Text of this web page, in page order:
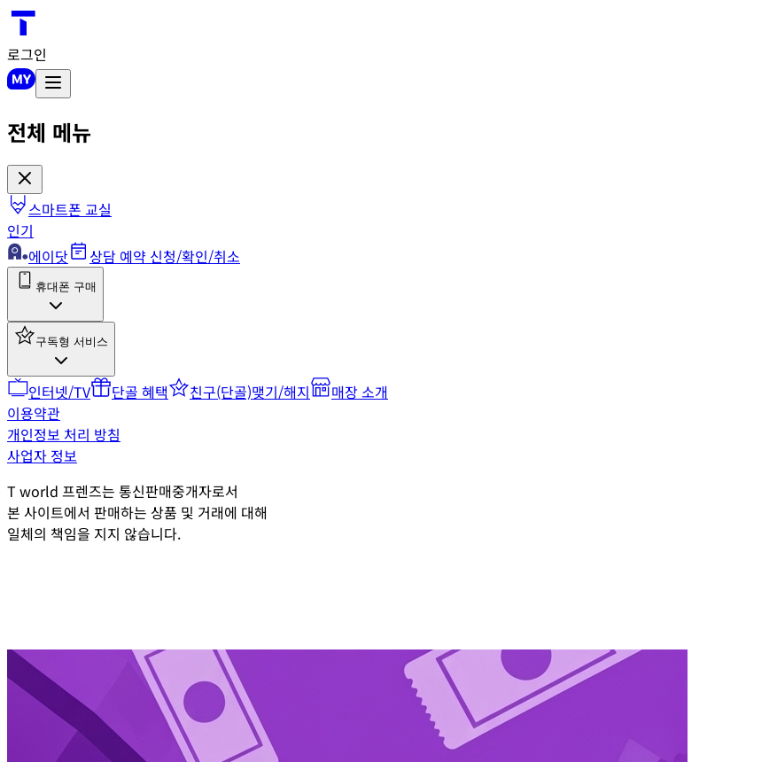
로그인
전체 메뉴
스마트폰 교실
인기
에이닷
상담 예약 신청/확인/취소
휴대폰 구매
구독형 서비스
인터넷/TV 단골 혜택 친구(단골)맺기/해지
매장 소개
이용약관
개인정보 처리 방침
사업자 정보
T world 프렌즈는 통신판매중개자로서
본 사이트에서 판매하는 상품 및 거래에 대해
일체의 책임을 지지 않습니다.